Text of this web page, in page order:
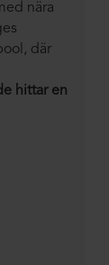
nära
där
hittar en